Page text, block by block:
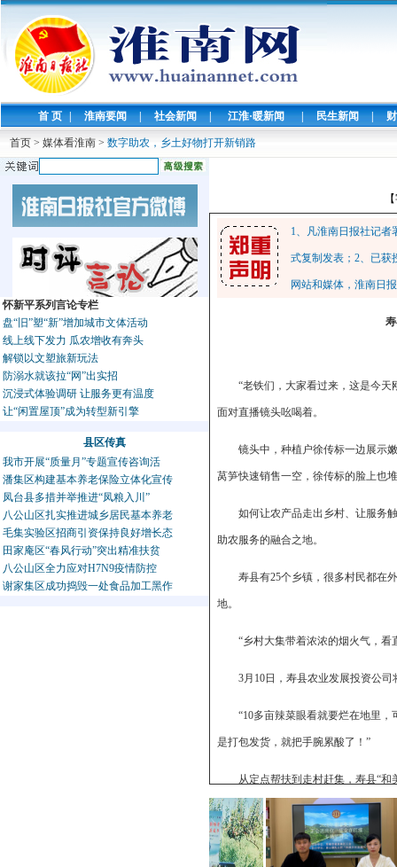
首 页 | 淮南要闻 | 社会新闻 | 江淮·暖新闻 | 民生新闻 |
首页 > 媒体看淮南 > 数字助农，乡土好物打开新销路
怀新平系列言论专栏
盘“旧”塑“新”增加城市文体活动
线上线下发力 瓜农增收有奔头
解锁以文塑旅新玩法
防溺水就该拉“网”出实招
沉浸式体验调研 让服务更有温度
让“闲置屋顶”成为转型新引擎
县区传真
我市开展“质量月”专题宣传咨询活
潘集区构建基本养老保险立体化宣传
凤台县多措并举推进“凤粮入川”
八公山区扎实推进城乡居民基本养老
毛集实验区招商引资保持良好增长态
田家庵区“春风行动”突出精准扶贫
八公山区全力应对H7N9疫情防控
谢家集区成功捣毁一处食品加工黑作
1、凡淮南日报社记
式复制发表；2、已获
网站和媒体，淮南日
“老铁们，大家看过来，这是今
面对直播镜头吆喝着。
镜头中，种植户徐传标一边展示
莴笋快速销售一空，徐传标的脸上也
如何让农产品走出乡村、让服务
助农服务的融合之地。
寿县有25个乡镇，很多村民都在
地。
“乡村大集带着浓浓的烟火气，
3月10日，寿县农业发展投资公
“10多亩辣菜眼看就要烂在地里
是打包发货，就把手腕累酸了！”
从定点帮扶到走村赶集，寿县“
入乡村赶大集，则是直播间深挖乡土
城市消费者想买到正宗的土鸡蛋